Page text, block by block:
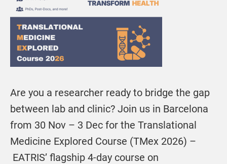
Are you a researcher ready to bridge the gap
between lab and clinic? Join us in Barcelona
from 30 Nov – 3 Dec for the Translational
Medicine Explored Course (TMex 2026) –
EATRIS’ flagship 4-day course on